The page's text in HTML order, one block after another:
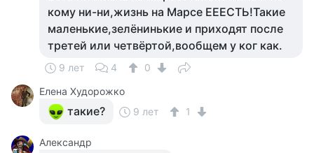
кому ни-ни,жизнь на Марсе ЕЕЕСТЬ!Такие
маленькие,зелёнинькие и приходят после
третей или четвёртой,вообщем у ког как.
9 лет 4
0
Елена Худорожко
такие? 9 лет 1
Александр